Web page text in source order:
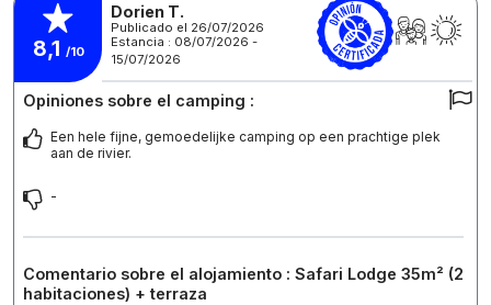
8,1 /10
Dorien T.
Publicado el 26/07/2026
Estancia : 08/07/2026 -
15/07/2026
Opiniones sobre el camping :
Een hele fijne, gemoedelijke camping op een prachtige plek
aan de rivier.
-
Comentario sobre el alojamiento : Safari Lodge 35m² (2
habitaciones) + terraza